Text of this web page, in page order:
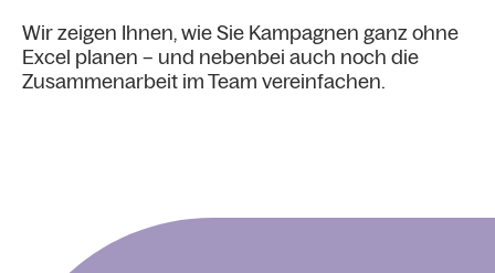
Wir zeigen Ihnen, wie Sie Kampagnen ganz ohne
Excel planen – und nebenbei auch noch die
Zusammenarbeit im Team vereinfachen.